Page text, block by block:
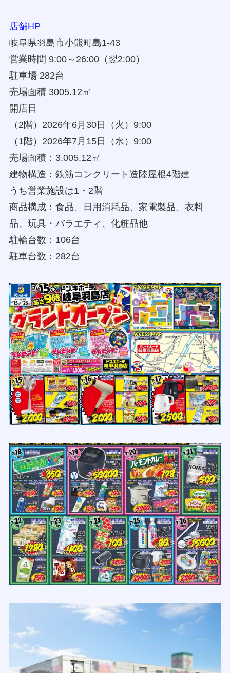
店舗HP
岐阜県羽島市小熊町島1-43
営業時間 9:00～26:00（翌2:00）
駐車場 282台
売場面積 3005.12㎡
開店日
（2階）2026年6月30日（火）9:00
（1階）2026年7月15日（水）9:00
売場面積：3,005.12㎡
建物構造：鉄筋コンクリート造陸屋根4階建
うち営業施設は1・2階
商品構成：食品、日用消耗品、家電製品、衣料
品、玩具・バラエティ、化粧品他
駐輪台数：106台
駐車台数：282台